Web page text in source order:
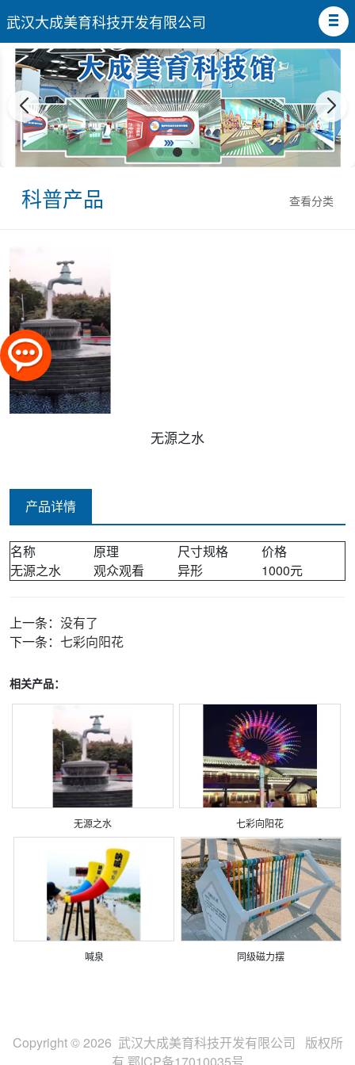
武汉大成美育科技开发有限公司
查看分类
科普产品
无源之水
产品详情
名称 原理 尺寸规格
价格
无源之水
观众观看 异形 1000元
上一条： 没有了
下一条： 七彩向阳花
相关产品：
无源之水 七彩向阳花
喊泉 同级磁力摆
Copyright © 2026 武汉大成美育科技开发有限公司 版权所